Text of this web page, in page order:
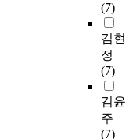
(7)
김현
정
(7)
김윤
주
(7)